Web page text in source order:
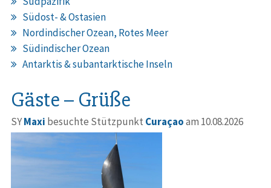
Südost- & Ostasien
Nordindischer Ozean, Rotes Meer
Südindischer Ozean
Antarktis & subantarktische Inseln
Gäste – Grüße
SYMaxi besuchte Stützpunkt Curaçaoam 10.08.2026